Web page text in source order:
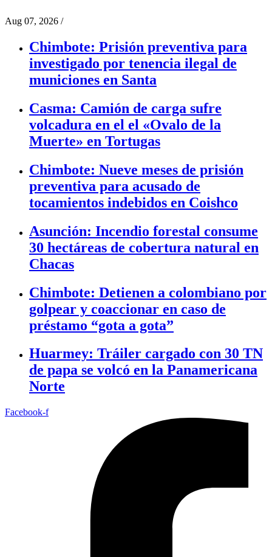
Aug 07, 2026 /
Chimbote: Prisión preventiva para
investigado por tenencia ilegal de
municiones en Santa
Casma: Camión de carga sufre
volcadura en el el «Ovalo de la
Muerte» en Tortugas
Chimbote: Nueve meses de prisión
preventiva para acusado de
tocamientos indebidos en Coishco
Asunción: Incendio forestal consume
30 hectáreas de cobertura natural en
Chacas
Chimbote: Detienen a colombiano por
golpear y coaccionar en caso de
préstamo “gota a gota”
Huarmey: Tráiler cargado con 30 TN
de papa se volcó en la Panamericana
Norte
Facebook-f